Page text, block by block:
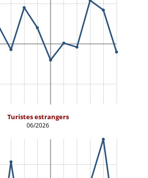
Turistes estrangers
06/2026